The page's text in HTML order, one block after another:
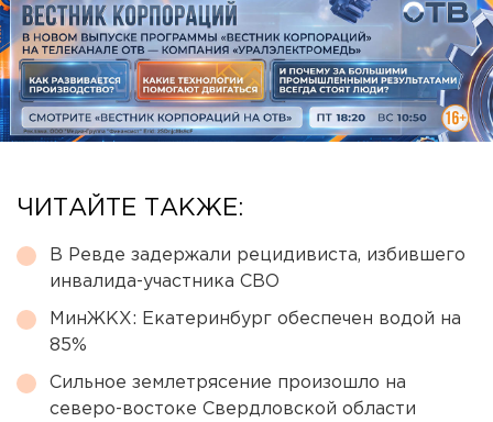
ЧИТАЙТЕ ТАКЖЕ:
В Ревде задержали рецидивиста, избившего
инвалида-участника СВО
МинЖКХ: Екатеринбург обеспечен водой на
85%
Сильное землетрясение произошло на
северо-востоке Свердловской области